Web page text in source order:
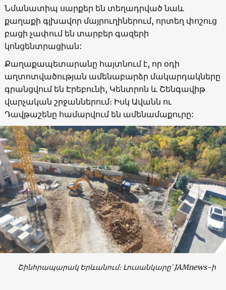
Նմանատիպ սարքեր են տեղադրված նաև
քաղաքի գլխավոր մայրուղիներում, որտեղ փոշուց
բացի չափում են տարբեր գազերի
կոնցենտրացիան:
Քաղաքապետարանը հայտնում է, որ օդի
աղտոտվածության ամենաբարձր մակարդակները
գրանցվում են Էրեբունի, Կենտրոն և Շենգավիթ
վարչական շրջաններում։ Իսկ Ավանն ու
Դավթաշենը համարվում են ամենամաքուրը:
Շինհրապարակ Երևանում։ Լուսանկարը՝ JAMnews-ի